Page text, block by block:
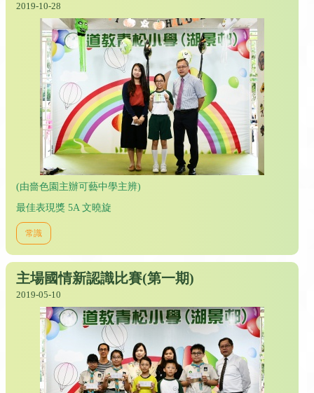
2019-10-28
(由嗇色園主辦可藝中學主辨)
最佳表現獎 5A 文曉旋
常識
主場國情新認識比賽(第一期)
2019-05-10